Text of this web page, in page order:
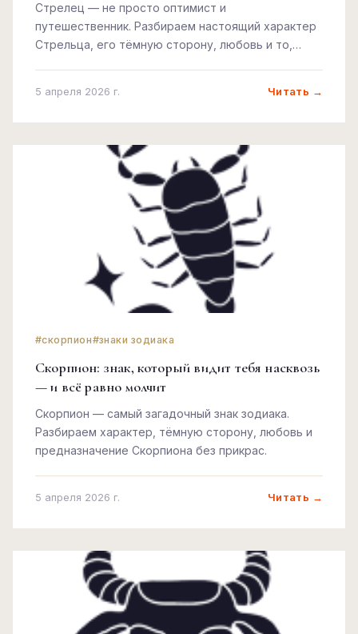
Стрелец — не просто оптимист и
путешественник. Разбираем настоящий характер
Стрельца, его тёмную сторону, любовь и то,
5 апреля 2026 г. Читать →
#скорпион#знаки зодиака
Скорпион: знак, который видит тебя насквозь
— и всё равно молчит
Скорпион — самый загадочный знак зодиака.
Разбираем характер, тёмную сторону, любовь и
предназначение Скорпиона без прикрас.
5 апреля 2026 г. Читать →